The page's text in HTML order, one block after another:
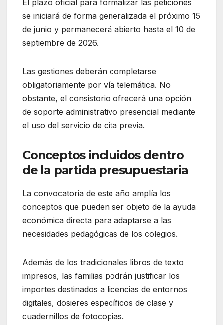
El plazo oficial para formalizar las peticiones
se iniciará de forma generalizada el próximo 15
de junio y permanecerá abierto hasta el 10 de
septiembre de 2026.
Las gestiones deberán completarse
obligatoriamente por vía telemática. No
obstante, el consistorio ofrecerá una opción
de soporte administrativo presencial mediante
el uso del servicio de cita previa.
Conceptos incluidos dentro
de la partida presupuestaria
La convocatoria de este año amplía los
conceptos que pueden ser objeto de la ayuda
económica directa para adaptarse a las
necesidades pedagógicas de los colegios.
Además de los tradicionales libros de texto
impresos, las familias podrán justificar los
importes destinados a licencias de entornos
digitales, dosieres específicos de clase y
cuadernillos de fotocopias.